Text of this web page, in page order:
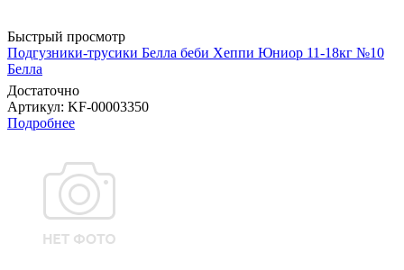
Быстрый просмотр
Подгузники-трусики Белла беби Хеппи Юниор 11-18кг №10
Белла
Достаточно
Артикул: KF-00003350
Подробнее